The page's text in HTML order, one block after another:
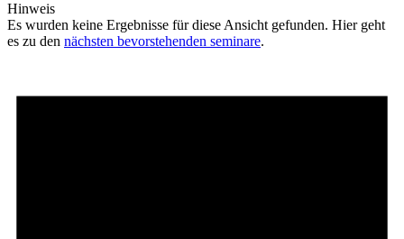
Hinweis
Es wurden keine Ergebnisse für diese Ansicht gefunden. Hier geht
es zu den nächsten bevorstehenden seminare.